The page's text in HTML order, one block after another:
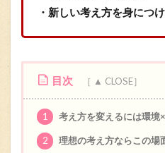
・新しい考え方を身につ
目次
1 考え方を変えるには環境
2 理想の考え方ならこの場